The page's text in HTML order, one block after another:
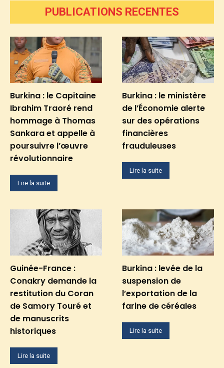
PUBLICATIONS RECENTES
Burkina : le Capitaine
Ibrahim Traoré rend
hommage à Thomas
Sankara et appelle à
poursuivre l’œuvre
révolutionnaire
Lire la suite
Burkina : le ministère
de l’Économie alerte
sur des opérations
financières
frauduleuses
Lire la suite
Guinée-France :
Conakry demande la
restitution du Coran
de Samory Touré et
de manuscrits
historiques
Lire la suite
Burkina : levée de la
suspension de
l’exportation de la
farine de céréales
Lire la suite